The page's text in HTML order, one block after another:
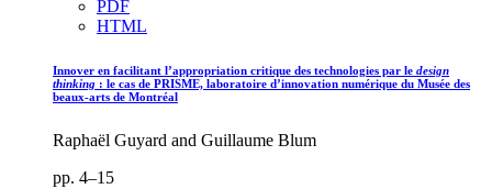
PDF
HTML
Innover en facilitant l’appropriation critique des technologies par le design
thinking : le cas de PRISME, laboratoire d’innovation numérique du Musée des
beaux-arts de Montréal
Raphaël Guyard and Guillaume Blum
pp. 4–15